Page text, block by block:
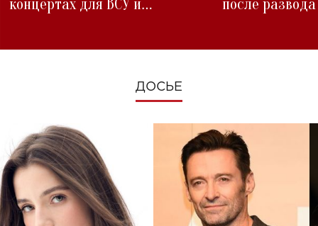
концертах для ВСУ и
после развода
ДОСЬЕ